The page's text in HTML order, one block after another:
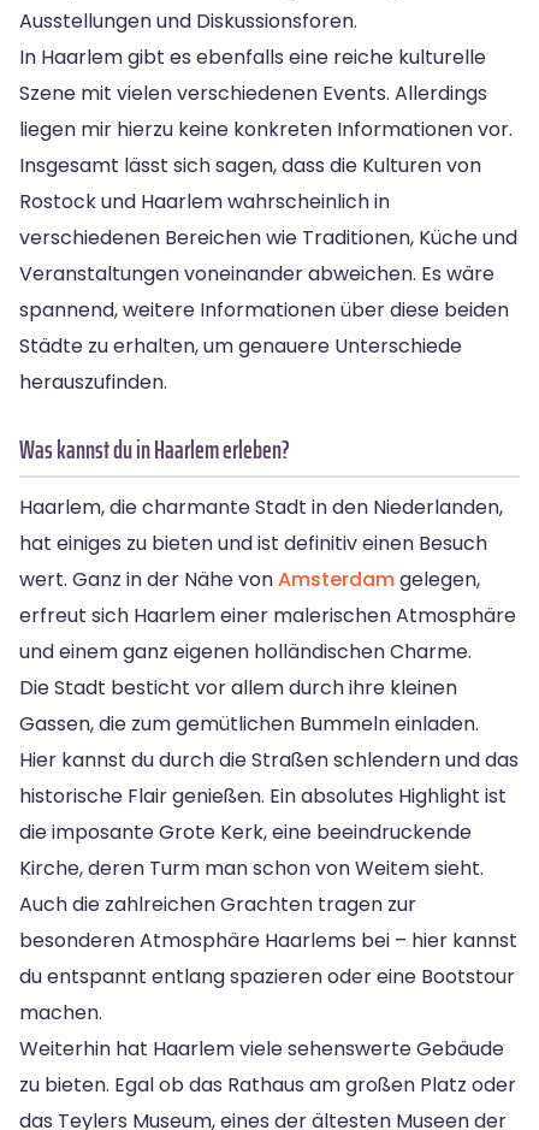
Ausstellungen und Diskussionsforen.
In Haarlem gibt es ebenfalls eine reiche kulturelle
Szene mit vielen verschiedenen Events. Allerdings
liegen mir hierzu keine konkreten Informationen vor.
Insgesamt lässt sich sagen, dass die Kulturen von
Rostock und Haarlem wahrscheinlich in
verschiedenen Bereichen wie Traditionen, Küche und
Veranstaltungen voneinander abweichen. Es wäre
spannend, weitere Informationen über diese beiden
Städte zu erhalten, um genauere Unterschiede
herauszufinden.
Was kannst du in Haarlem erleben?
Haarlem, die charmante Stadt in den Niederlanden,
hat einiges zu bieten und ist definitiv einen Besuch
wert. Ganz in der Nähe vonAmsterdamgelegen,
erfreut sich Haarlem einer malerischen Atmosphäre
und einem ganz eigenen holländischen Charme.
Die Stadt besticht vor allem durch ihre kleinen
Gassen, die zum gemütlichen Bummeln einladen.
Hier kannst du durch die Straßen schlendern und das
historische Flair genießen. Ein absolutes Highlight ist
die imposante Grote Kerk, eine beeindruckende
Kirche, deren Turm man schon von Weitem sieht.
Auch die zahlreichen Grachten tragen zur
besonderen Atmosphäre Haarlems bei – hier kannst
du entspannt entlang spazieren oder eine Bootstour
machen.
Weiterhin hat Haarlem viele sehenswerte Gebäude
zu bieten. Egal ob das Rathaus am großen Platz oder
das Teylers Museum, eines der ältesten Museen der